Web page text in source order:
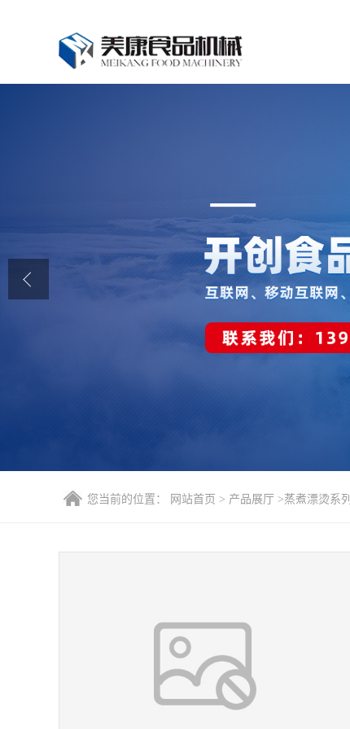
公司首页
在线留言
您当前的位置： 网站首页 > 产品展厅 >蒸煮漂烫系列